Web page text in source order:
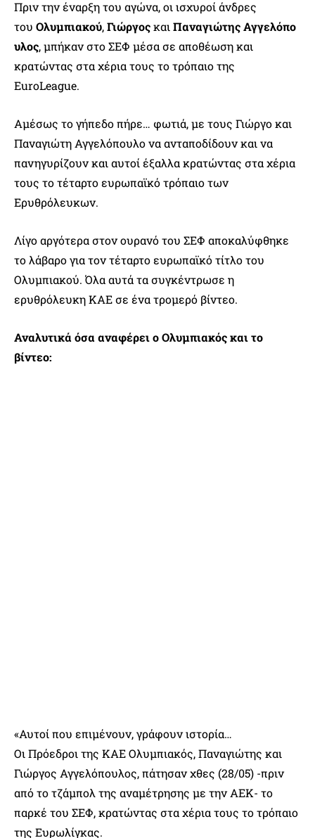
Πριν την έναρξη του αγώνα, οι ισχυροί άνδρες
του Ολυμπιακού,ΓιώργοςκαιΠαναγιώτηςΑγγελόπο
υλος, μπήκαν στο ΣΕΦ μέσα σε αποθέωση και
κρατώντας στα χέρια τους το τρόπαιο της
EuroLeague.
Αμέσως το γήπεδο πήρε… φωτιά, με τους Γιώργο και
Παναγιώτη Αγγελόπουλο να ανταποδίδουν και να
πανηγυρίζουν και αυτοί έξαλλα κρατώντας στα χέρια
τους το τέταρτο ευρωπαϊκό τρόπαιο των
Ερυθρόλευκων.
Λίγο αργότερα στον ουρανό του ΣΕΦ αποκαλύφθηκε
το λάβαρο για τον τέταρτο ευρωπαϊκό τίτλο του
Ολυμπιακού. Όλα αυτά τα συγκέντρωσε η
ερυθρόλευκη ΚΑΕ σε ένα τρομερό βίντεο.
Αναλυτικά όσα αναφέρει ο Ολυμπιακός και το
βίντεο:
«Αυτοί που επιμένουν, γράφουν ιστορία…
Οι Πρόεδροι της ΚΑΕ Ολυμπιακός, Παναγιώτης και
Γιώργος Αγγελόπουλος, πάτησαν χθες (28/05) -πριν
από το τζάμπολ της αναμέτρησης με την ΑΕΚ- το
παρκέ του ΣΕΦ, κρατώντας στα χέρια τους το τρόπαιο
της Ευρωλίγκας.